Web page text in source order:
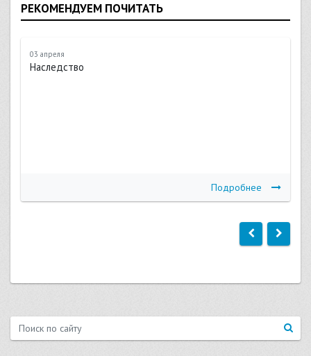
РЕКОМЕНДУЕМ ПОЧИТАТЬ
03 апреля
Наследство
Подробнее